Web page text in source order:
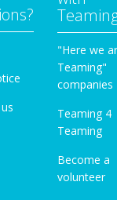
"Here we
Teaming"
companies
Teaming 4
Teaming
Become a
volunteer